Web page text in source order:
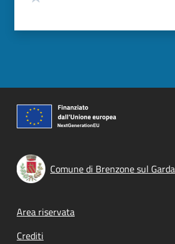
Comune di Brenzone sul Garda
Footer menu
Area riservata
Crediti